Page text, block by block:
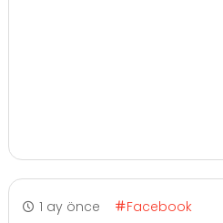
1 ay önce Facebook